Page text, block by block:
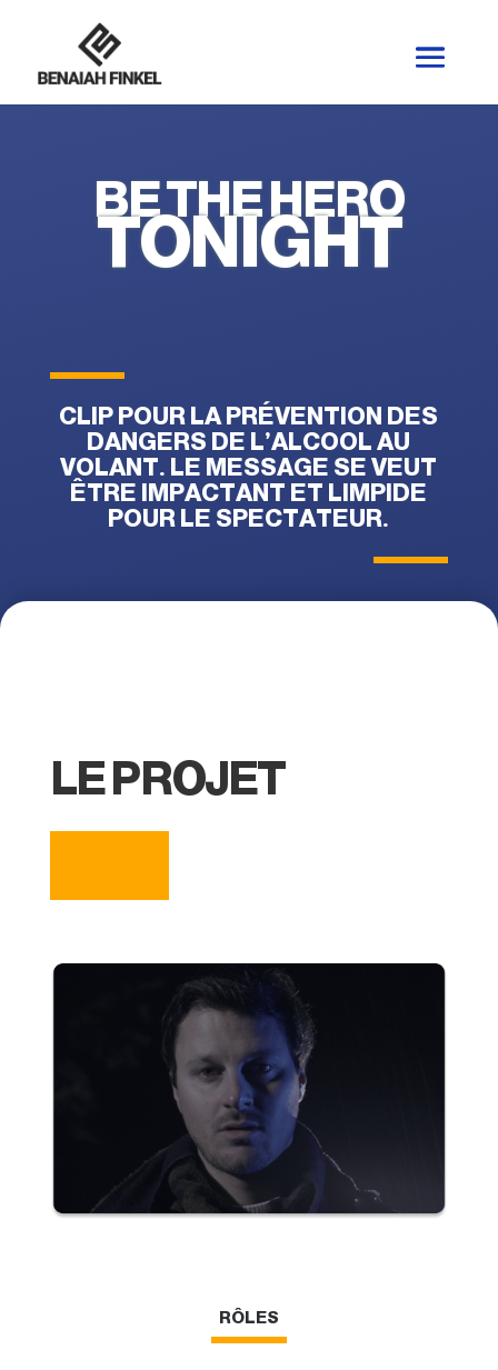
BE THE HERO
TONIGHT
CLIP POUR LA PRÉVENTION DES
DANGERS DE L’ALCOOL AU
VOLANT. LE MESSAGE SE VEUT
ÊTRE IMPACTANT ET LIMPIDE
POUR LE SPECTATEUR.
LE PROJET
RÔLES